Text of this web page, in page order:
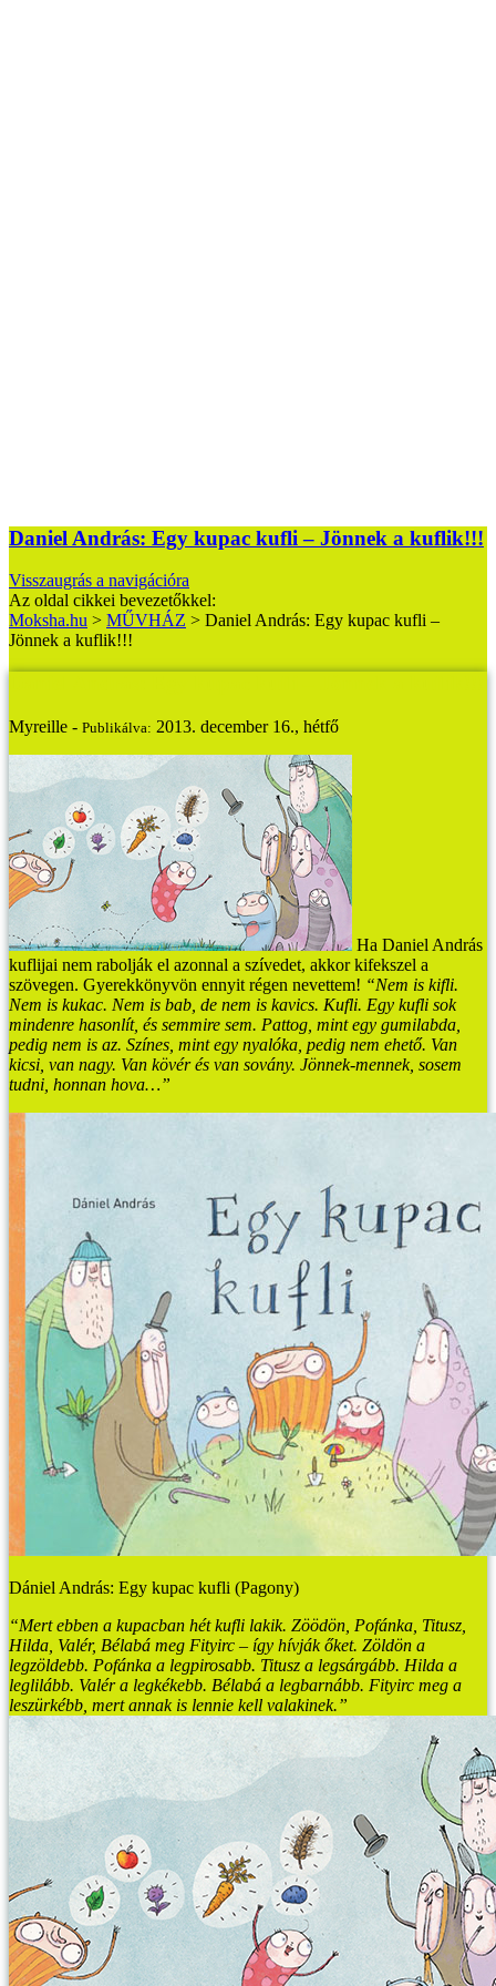
Daniel András: Egy kupac kufli – Jönnek a kuflik!!!
Visszaugrás a navigációra
Az oldal cikkei bevezetőkkel:
Moksha.hu > MŰVHÁZ > Daniel András: Egy kupac kufli –
Jönnek a kuflik!!!
Myreille - Publikálva: 2013. december 16., hétfő
Ha Daniel András
kuflijai nem rabolják el azonnal a szívedet, akkor kifekszel a
szövegen. Gyerekkönyvön ennyit régen nevettem! “Nem is kifli.
Nem is kukac. Nem is bab, de nem is kavics. Kufli. Egy kufli sok
mindenre hasonlít, és semmire sem. Pattog, mint egy gumilabda,
pedig nem is az. Színes, mint egy nyalóka, pedig nem ehető. Van
kicsi, van nagy. Van kövér és van sovány. Jönnek-mennek, sosem
tudni, honnan hova…”
Dániel András: Egy kupac kufli (Pagony)
“Mert ebben a kupacban hét kufli lakik. Zöödön, Pofánka, Titusz,
Hilda, Valér, Bélabá meg Fityirc – így hívják őket. Zöldön a
legzöldebb. Pofánka a legpirosabb. Titusz a legsárgább. Hilda a
leglilább. Valér a legkékebb. Bélabá a legbarnább. Fityirc meg a
leszürkébb, mert annak is lennie kell valakinek.”